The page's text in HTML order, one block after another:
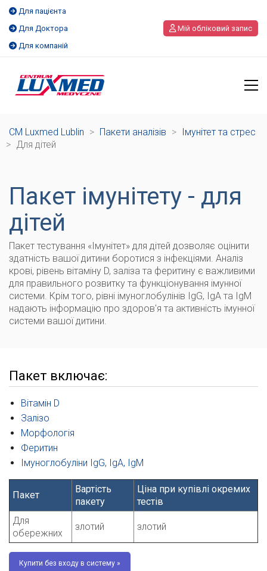
Для пацієнта
Для Доктора
Для компаній
Мій обліковий запис
CM Luxmed Lublin > Пакети аналізів > Імунітет та стрес
> Для дітей
Пакет імунітету - для
дітей
Пакет тестування «Імунітет» для дітей дозволяє оцінити
здатність вашої дитини боротися з інфекціями. Аналіз
крові, рівень вітаміну D, заліза та феритину є важливими
для правильного розвитку та функціонування імунної
системи. Крім того, рівні імуноглобулінів IgG, IgA та IgM
надають інформацію про здоров'я та активність імунної
системи вашої дитини.
Пакет включає:
Вітамін D
Залізо
Морфологія
Феритин
Імуноглобуліни IgG, IgA, IgM
Пакет
Вартість
пакету
Ціна при купівлі окремих
тестів
Для
обережних
злотий злотий
Купити без входу в систему »